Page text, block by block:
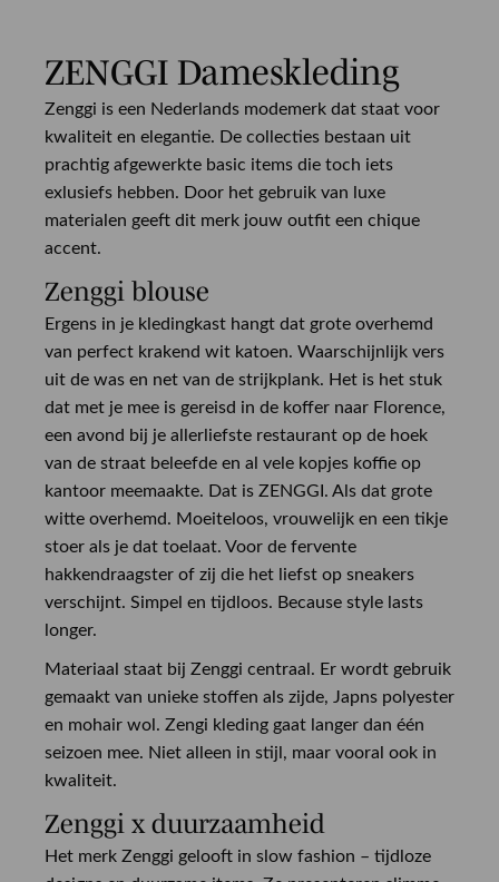
ZENGGI Dameskleding
Zenggi is een Nederlands modemerk dat staat voor
kwaliteit en elegantie. De collecties bestaan uit
prachtig afgewerkte basic items die toch iets
exlusiefs hebben. Door het gebruik van luxe
materialen geeft dit merk jouw outfit een chique
accent.
Zenggi blouse
Ergens in je kledingkast hangt dat grote overhemd
van perfect krakend wit katoen. Waarschijnlijk vers
uit de was en net van de strijkplank. Het is het stuk
dat met je mee is gereisd in de koffer naar Florence,
een avond bij je allerliefste restaurant op de hoek
van de straat beleefde en al vele kopjes koffie op
kantoor meemaakte. Dat is ZENGGI. Als dat grote
witte overhemd. Moeiteloos, vrouwelijk en een tikje
stoer als je dat toelaat. Voor de fervente
hakkendraagster of zij die het liefst op sneakers
verschijnt. Simpel en tijdloos. Because style lasts
longer.
Materiaal staat bij Zenggi centraal. Er wordt gebruik
gemaakt van unieke stoffen als zijde, Japns polyester
en mohair wol. Zengi kleding gaat langer dan één
seizoen mee. Niet alleen in stijl, maar vooral ook in
kwaliteit.
Zenggi x duurzaamheid
Het merk Zenggi gelooft in slow fashion – tijdloze